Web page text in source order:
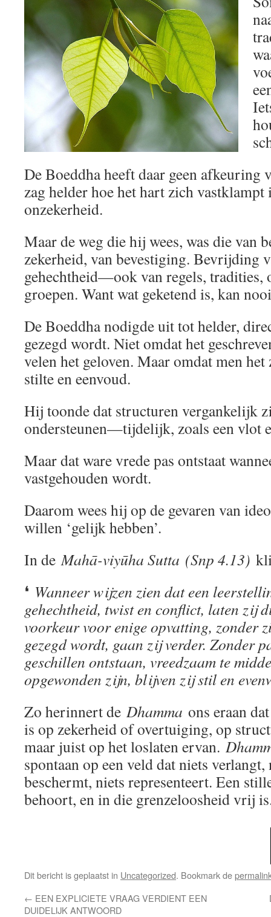
De Boeddha heeft daar geen afkeuring
zag helder hoe het hart zich
onzekerheid.
Maar de weg die hij wees, was die van
zekerheid, van bevestiging. Bevrijding
gehechtheid—ook van regels, tradities,
groepen. Want wat geketend is, kan
De Boeddha nodigde uit tot helder,
gezegd wordt. Niet omdat het
velen het geloven. Maar omdat men
stilte en eenvoud.
Hij toonde dat structuren vergankelijk
ondersteunen—tijdelijk, zoals een vlot
Maar dat ware vrede pas ontstaat
vastgehouden wordt.
Daarom wees hij op de gevaren van
willen ‘gelijk hebben’.
In deMahā-viyūha Sutta (Snp 4.13)
❛ Wanneer wijzen zien dat een
gehechtheid, twist en conflict, laten zij
voorkeur voor enige opvatting, zonder
gezegd wordt, gaan zij verder. Zonder
geschillen ontstaan, vreedzaam te
opgewonden zijn, blijven zij stil en
Zo herinnert de Dhamma ons eraan
is op zekerheid of overtuiging, op
maar juist op het loslaten ervan.
spontaan op een veld dat niets
beschermt, niets representeert. Een
behoort, en in die grenzeloosheid vrij
Dit bericht is geplaatst in Uncategorized. Bookmark de
← EEN EXPLICIETE VRAAG VERDIENT EEN
DUIDELIJK ANTWOORD